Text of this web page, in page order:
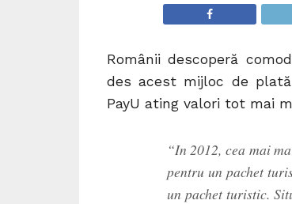
Românii descoperă
des acest mijloc de
PayU ating valori tot mai
“In 2012, cea mai
pentru un pachet
un pachet turistic.